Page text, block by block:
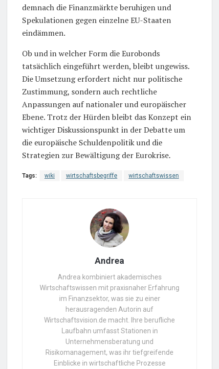
demnach die Finanzmärkte beruhigen und
Spekulationen gegen einzelne EU-Staaten
eindämmen.
Ob und in welcher Form die Eurobonds
tatsächlich eingeführt werden, bleibt ungewiss.
Die Umsetzung erfordert nicht nur politische
Zustimmung, sondern auch rechtliche
Anpassungen auf nationaler und europäischer
Ebene. Trotz der Hürden bleibt das Konzept ein
wichtiger Diskussionspunkt in der Debatte um
die europäische Schuldenpolitik und die
Strategien zur Bewältigung der Eurokrise.
Tags: wiki wirtschaftsbegriffe wirtschaftswissen
Andrea
Andrea kombiniert akademisches
Wirtschaftswissen mit praxisnaher Erfahrung
im Finanzsektor, was sie zu einer
herausragenden Autorin auf
Wirtschaftsvision.de macht. Ihre berufliche
Laufbahn umfasst Stationen in
Unternehmensberatung und
Risikomanagement, was ihr tiefgreifende
Einblicke in wirtschaftliche Prozesse